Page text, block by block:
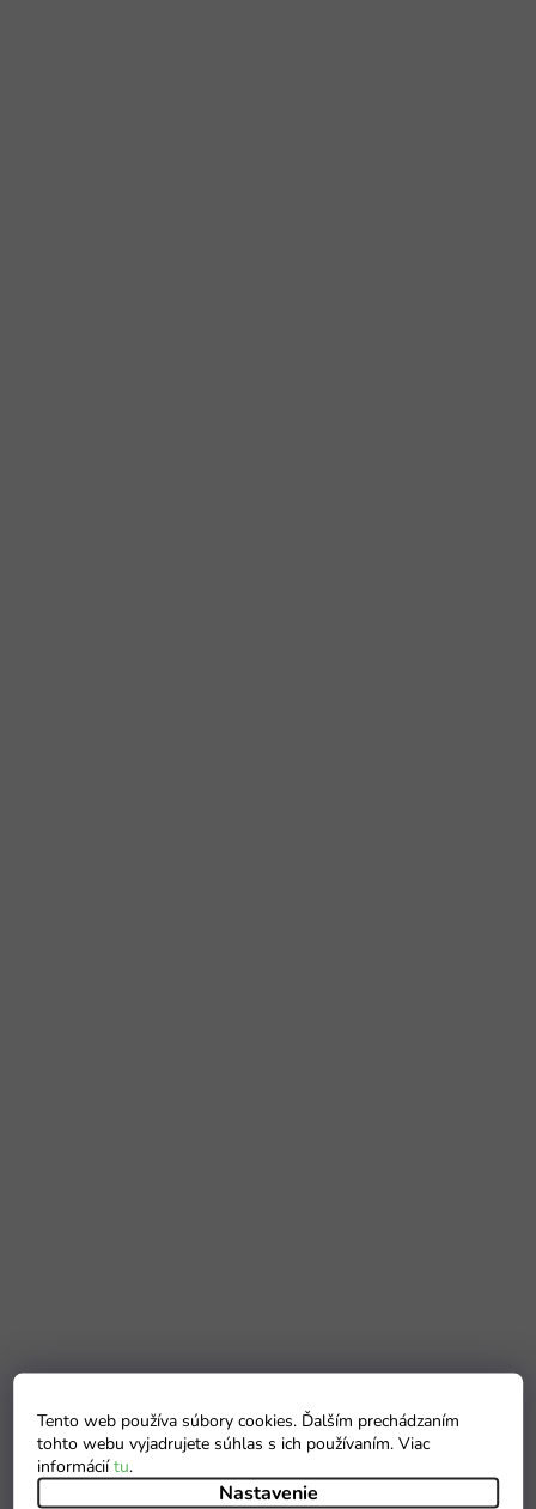
Tento web používa súbory cookies. Ďalším prechádzaním
tohto webu vyjadrujete súhlas s ich používaním. Viac
informáciítu.
Nastavenie